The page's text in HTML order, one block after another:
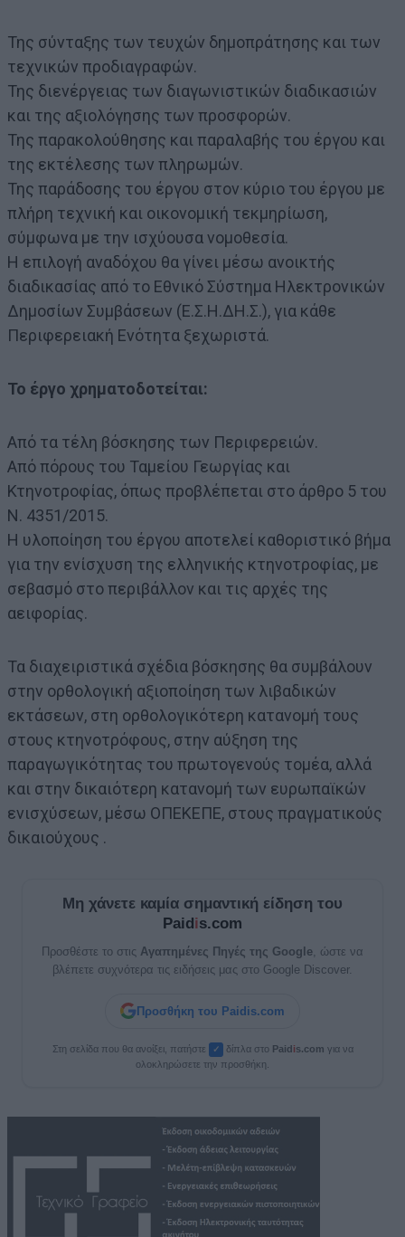
Της σύνταξης των τευχών δημοπράτησης και των
τεχνικών προδιαγραφών.
Της διενέργειας των διαγωνιστικών διαδικασιών
και της αξιολόγησης των προσφορών.
Της παρακολούθησης και παραλαβής του έργου και
της εκτέλεσης των πληρωμών.
Της παράδοσης του έργου στον κύριο του έργου με
πλήρη τεχνική και οικονομική τεκμηρίωση,
σύμφωνα με την ισχύουσα νομοθεσία.
Η επιλογή αναδόχου θα γίνει μέσω ανοικτής
διαδικασίας από το Εθνικό Σύστημα Ηλεκτρονικών
Δημοσίων Συμβάσεων (Ε.Σ.Η.ΔΗ.Σ.), για κάθε
Περιφερειακή Ενότητα ξεχωριστά.
Το έργο χρηματοδοτείται:
Από τα τέλη βόσκησης των Περιφερειών.
Από πόρους του Ταμείου Γεωργίας και
Κτηνοτροφίας, όπως προβλέπεται στο άρθρο 5 του
Ν. 4351/2015.
Η υλοποίηση του έργου αποτελεί καθοριστικό βήμα
για την ενίσχυση της ελληνικής κτηνοτροφίας, με
σεβασμό στο περιβάλλον και τις αρχές της
αειφορίας.
Τα διαχειριστικά σχέδια βόσκησης θα συμβάλουν
στην ορθολογική αξιοποίηση των λιβαδικών
εκτάσεων, στη ορθολογικότερη κατανομή τους
στους κτηνοτρόφους, στην αύξηση της
παραγωγικότητας του πρωτογενούς τομέα, αλλά
και στην δικαιότερη κατανομή των ευρωπαϊκών
ενισχύσεων, μέσω ΟΠΕΚΕΠΕ, στους πραγματικούς
δικαιούχους .
Μη χάνετε καμία σημαντική είδηση του
Paidis.com
Προσθέστε το στις Αγαπημένες Πηγές της Google , ώστε να
βλέπετε συχνότερα τις ειδήσεις μας στο Google Discover.
Προσθήκη του Paidis.com
Στη σελίδα που θα ανοίξει, πατήστε ✓ δίπλα στο Paidis.com για να
ολοκληρώσετε την προσθήκη.